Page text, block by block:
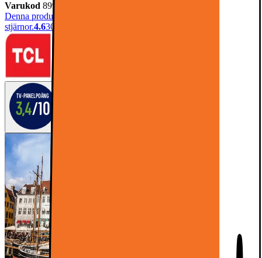
Varukod 899846
Denna produkt har blivit bedömd som 4.6 av 5 möjliga
stjärnor.4.630
TV-panelpoäng
3,4/10